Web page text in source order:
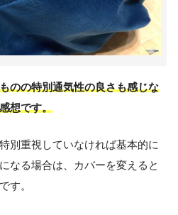
のの特別通気性の良さも感じな
想です。
別重視していなければ基本的に
なる場合は、カバーを変えると
す。